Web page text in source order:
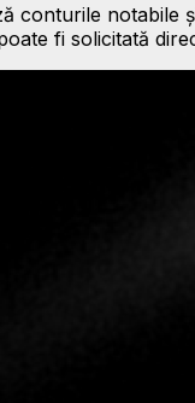
conturile
fi solicitată